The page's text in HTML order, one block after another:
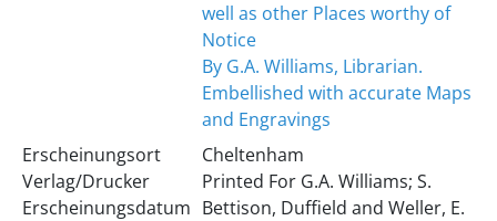
well as other Places worthy of
Notice
By G.A. Williams, Librarian.
Embellished with accurate Maps
and Engravings
Erscheinungsort
Verlag/Drucker
Erscheinungsdatum
Cheltenham
Printed For G.A. Williams; S.
Bettison, Duffield and Weller, E.